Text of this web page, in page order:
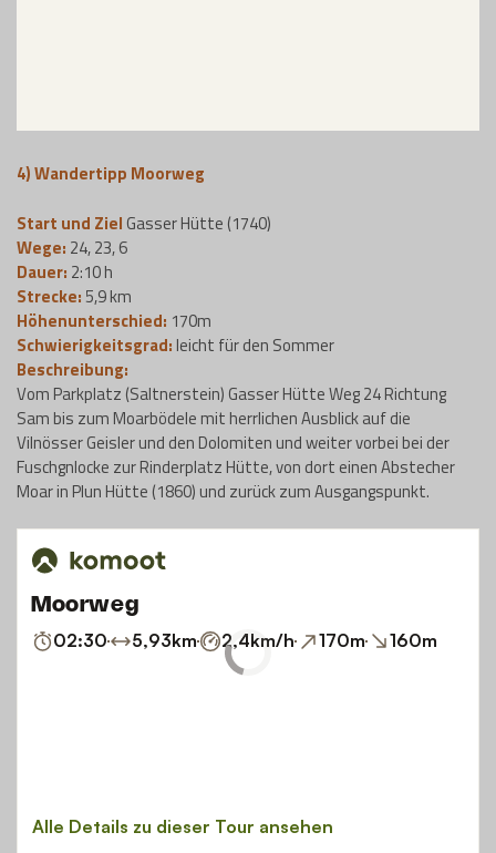
4)Wandertipp Moorweg
Start und Ziel Gasser Hütte (1740)
Wege: 24, 23, 6
Dauer: 2:10 h
Strecke: 5,9 km
Höhenunterschied: 170m
Schwierigkeitsgrad:leicht für den Sommer
Beschreibung:
Vom Parkplatz (Saltnerstein) Gasser Hütte Weg 24 Richtung
Sam bis zum Moarbödele mit herrlichen Ausblick auf die
Vilnösser Geisler und den Dolomiten und weiter vorbei bei der
Fuschgnlocke zur Rinderplatz Hütte, von dort einen Abstecher
Moar in Plun Hütte (1860) und zurück zum Ausgangspunkt.